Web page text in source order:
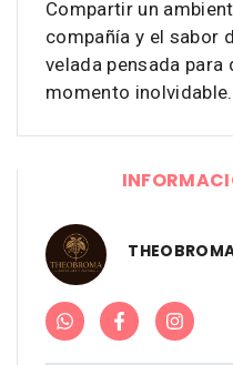
Compartir un
compañía y el sabor
velada pensada para
momento inolvidable.